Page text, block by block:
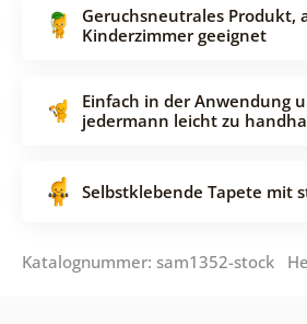
Geruchsneutrales Produkt,
Kinderzimmer geeignet
Einfach in der Anwendung
jedermann leicht zu
Selbstklebende Tapete mit
Katalognummer: sam1352-stock